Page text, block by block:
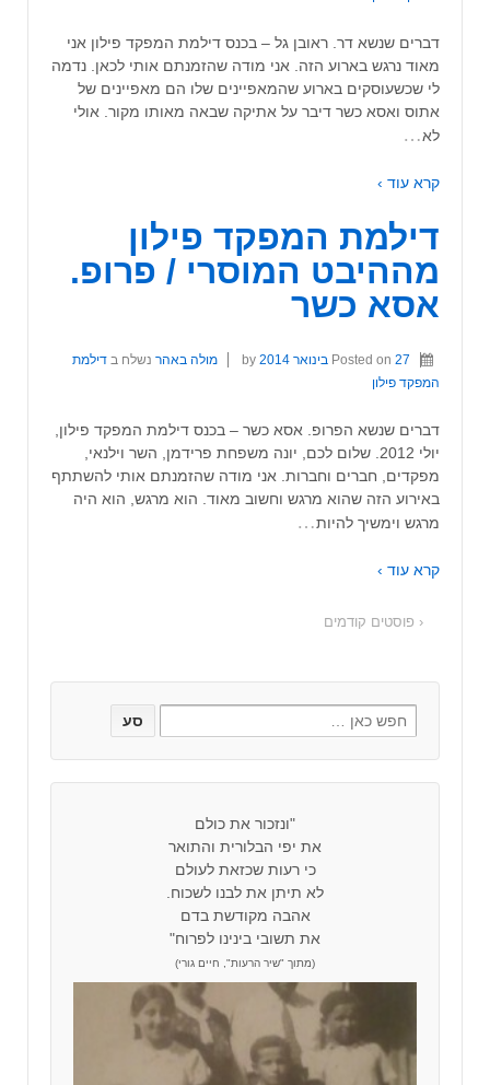
דברים שנשא דר. ראובן גל – בכנס דילמת המפקד פילון אני
מאוד נרגש בארוע הזה. אני מודה שהזמנתם אותי לכאן. נדמה
לי שכשעוסקים בארוע שהמאפיינים שלו הם מאפיינים של
אתוס ואסא כשר דיבר על אתיקה שבאה מאותו מקור. אולי
לא…
קרא עוד ›
דילמת המפקד פילון
מההיבט המוסרי / פרופ.
אסא כשר
Posted on 27 בינואר 2014 מולה באהר נשלח ב דילמת
המפקד פילון
דברים שנשא הפרופ. אסא כשר – בכנס דילמת המפקד פילון,
יולי 2012. שלום לכם, יונה משפחת פרידמן, השר וילנאי,
מפקדים, חברים וחברות. אני מודה שהזמנתם אותי להשתתף
באירוע הזה שהוא מרגש וחשוב מאוד. הוא מרגש, הוא היה
מרגש וימשיך להיות…
קרא עוד ›
‹ פוסטים קודמים
"ונזכור את כולם
את יפי הבלורית והתואר
כי רעות שכזאת לעולם
לא תיתן את לבנו לשכוח.
אהבה מקודשת בדם
את תשובי בינינו לפרוח"
(מתוך "שיר הרעות", חיים גורי)